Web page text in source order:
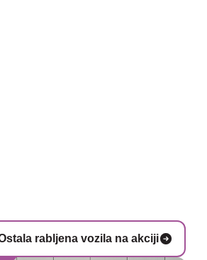
rabljena vozila na akciji